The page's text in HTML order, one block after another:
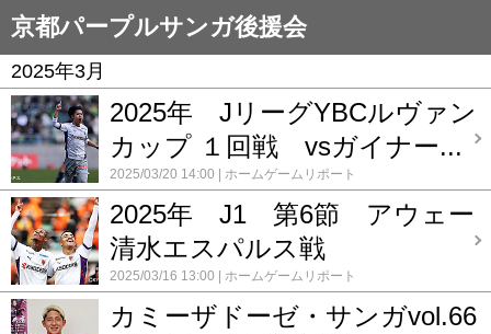
京都パープルサンガ後援会
2025年3月
2025年 JリーグYBCルヴァン
カップ １回戦 vsガイナー...
2025/03/20 14:00 ホームゲームリポート
2025年 J1 第6節 アウェー
清水エスパルス戦
2025/03/16 13:00 ホームゲームリポート
カミーザドーゼ・サンガvol.66